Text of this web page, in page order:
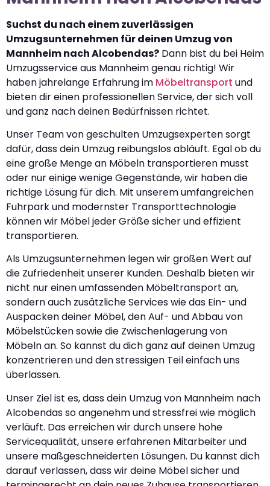
Suchst du nach einem zuverlässigen
Umzugsunternehmen für deinen Umzug von
Mannheim nach Alcobendas? Dann bist du bei Heim
Umzugsservice aus Mannheim genau richtig! Wir
haben jahrelange Erfahrung im Möbeltransport und
bieten dir einen professionellen Service, der sich voll
und ganz nach deinen Bedürfnissen richtet.
Unser Team von geschulten Umzugsexperten sorgt
dafür, dass dein Umzug reibungslos abläuft. Egal ob du
eine große Menge an Möbeln transportieren musst
oder nur einige wenige Gegenstände, wir haben die
richtige Lösung für dich. Mit unserem umfangreichen
Fuhrpark und modernster Transporttechnologie
können wir Möbel jeder Größe sicher und effizient
transportieren.
Als Umzugsunternehmen legen wir großen Wert auf
die Zufriedenheit unserer Kunden. Deshalb bieten wir
nicht nur einen umfassenden Möbeltransport an,
sondern auch zusätzliche Services wie das Ein- und
Auspacken deiner Möbel, den Auf- und Abbau von
Möbelstücken sowie die Zwischenlagerung von
Möbeln an. So kannst du dich ganz auf deinen Umzug
konzentrieren und den stressigen Teil einfach uns
überlassen.
Unser Ziel ist es, dass dein Umzug von Mannheim nach
Alcobendas so angenehm und stressfrei wie möglich
verläuft. Das erreichen wir durch unsere hohe
Servicequalität, unsere erfahrenen Mitarbeiter und
unsere maßgeschneiderten Lösungen. Du kannst dich
darauf verlassen, dass wir deine Möbel sicher und